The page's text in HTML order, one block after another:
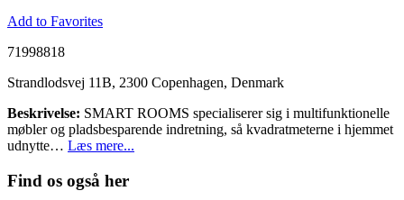
Add to Favorites
71998818
Strandlodsvej 11B, 2300 Copenhagen, Denmark
Beskrivelse: SMART ROOMS specialiserer sig i multifunktionelle
møbler og pladsbesparende indretning, så kvadratmeterne i hjemmet
udnytte… Læs mere...
Find os også her